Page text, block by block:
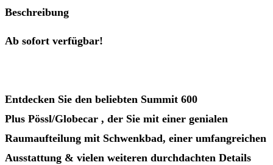
Beschreibung
Ab sofort verfügbar!
Entdecken Sie den beliebten Summit 600
Plus Pössl/Globecar , der Sie mit einer genialen
Raumaufteilung mit Schwenkbad, einer umfangreichen
Ausstattung & vielen weiteren durchdachten Details